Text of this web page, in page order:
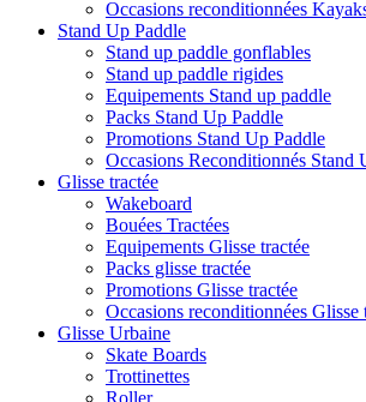
Occasions reconditionnées
Stand Up Paddle
Stand up paddle gonflables
Stand up paddle rigides
Equipements Stand up paddle
Packs Stand Up Paddle
Promotions Stand Up Paddle
Occasions Reconditionnés Stand
Glisse tractée
Wakeboard
Bouées Tractées
Equipements Glisse tractée
Packs glisse tractée
Promotions Glisse tractée
Occasions reconditionnées Glisse
Glisse Urbaine
Skate Boards
Trottinettes